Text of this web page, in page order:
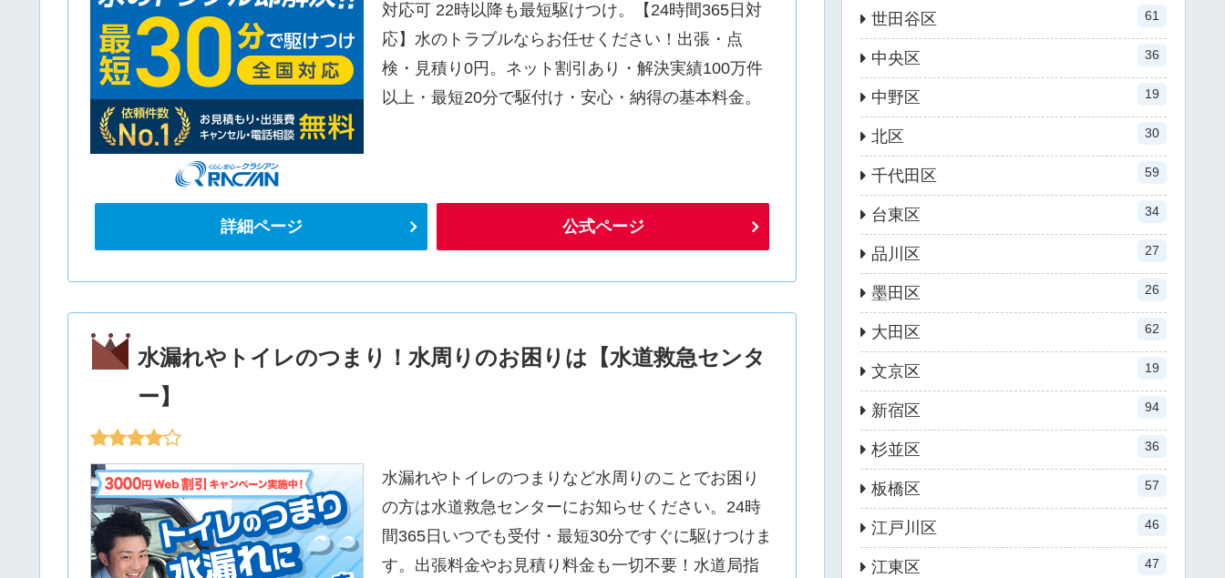
対応可 22時以降も最短駆けつけ。【24時間365日対
応】水のトラブルならお任せください！出張・点
検・見積り0円。ネット割引あり・解決実績100万件
以上・最短20分で駆付け・安心・納得の基本料金。
詳細ページ 公式ページ
水漏れやトイレのつまり！水周りのお困りは【水道救急センタ
ー】
水漏れやトイレのつまりなど水周りのことでお困り
の方は水道救急センターにお知らせください。24時
間365日いつでも受付・最短30分ですぐに駆けつけま
す。出張料金やお見積り料金も一切不要！水道局指
世田谷区 61
中央区 36
中野区 19
北区 30
千代田区 59
台東区 34
品川区 27
墨田区 26
大田区 62
文京区 19
新宿区 94
杉並区 36
板橋区 57
江戸川区 46
江東区 47